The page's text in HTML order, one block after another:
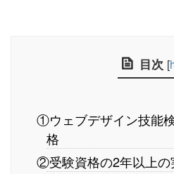
目次 [
①ウェブデザイン技能
格
②受験資格の2年以上の